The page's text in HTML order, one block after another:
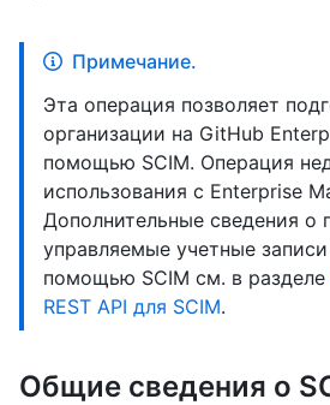
Примечание.
Эта операция позволяет
организации на GitHub
помощью SCIM. Операция
использования с Enterprise
Дополнительные сведения о
управляемые учетные
помощью SCIM см. в разделе
REST API для SCIM.
Общие сведения о